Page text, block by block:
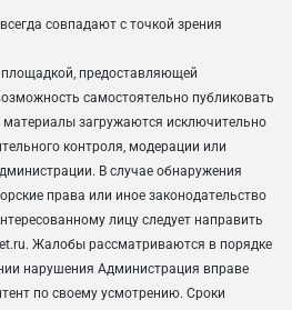
совпадают с точкой зрения
предоставляющей
самостоятельно публиковать
загружаются исключительно
контроля, модерации или
В случае обнаружения
права или иное законодательство
лицу следует направить
Жалобы рассматриваются в порядке
нарушения Администрация вправе
по своему усмотрению. Сроки